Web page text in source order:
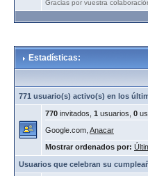
Gracias por vuestra
Estadísticas:
771 usuario(s) activo(s) en los
770 invitados, 1 usuarios, 0
Google.com, Anacar
Mostrar ordenados por:
Usuarios que celebran su